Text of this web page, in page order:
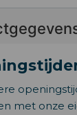
met onze